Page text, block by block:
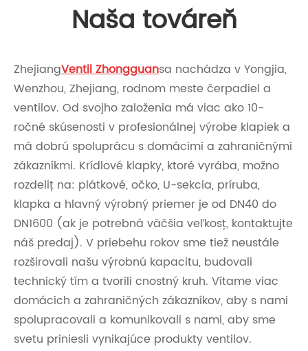
Naša továreň
ZhejiangVentil Zhongguansa nachádza v Yongjia,
Wenzhou, Zhejiang, rodnom meste čerpadiel a
ventilov. Od svojho založenia má viac ako 10-
ročné skúsenosti v profesionálnej výrobe klapiek a
má dobrú spoluprácu s domácimi a zahraničnými
zákazníkmi. Krídlové klapky, ktoré vyrába, možno
rozdeliť na: plátkové, očko, U-sekcia, príruba,
klapka a hlavný výrobný priemer je od DN40 do
DN1600 (ak je potrebná väčšia veľkosť, kontaktujte
náš predaj). V priebehu rokov sme tiež neustále
rozširovali našu výrobnú kapacitu, budovali
technický tím a tvorili cnostný kruh. Vítame viac
domácich a zahraničných zákazníkov, aby s nami
spolupracovali a komunikovali s nami, aby sme
svetu priniesli vynikajúce produkty ventilov.